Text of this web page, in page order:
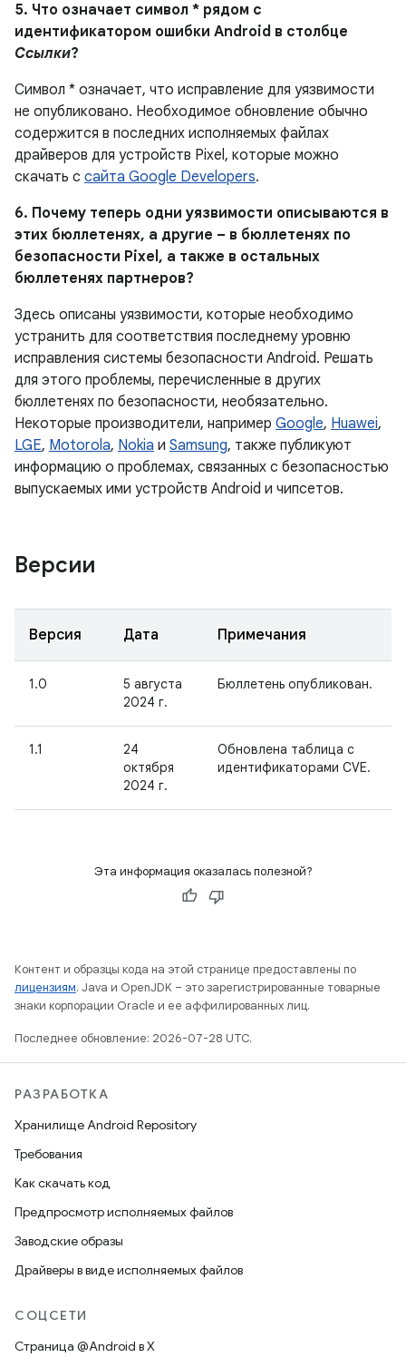
5. Что означает символ * рядом с
идентификатором ошибки Android в столбце
Ссылки?
Символ * означает, что исправление для уязвимости
не опубликовано. Необходимое обновление обычно
содержится в последних исполняемых файлах
драйверов для устройств Pixel, которые можно
скачать с сайта Google Developers.
6. Почему теперь одни уязвимости описываются в
этих бюллетенях, а другие – в бюллетенях по
безопасности Pixel, а также в остальных
бюллетенях партнеров?
Здесь описаны уязвимости, которые необходимо
устранить для соответствия последнему уровню
исправления системы безопасности Android. Решать
для этого проблемы, перечисленные в других
бюллетенях по безопасности, необязательно.
Некоторые производители, например Google, Huawei,
LGE, Motorola, Nokia и Samsung, также публикуют
информацию о проблемах, связанных с безопасностью
выпускаемых ими устройств Android и чипсетов.
Версии
Версия Дата Примечания
1.0
5 августа
2024 г.
Бюллетень опубликован.
1.1
24
октября
2024 г.
Обновлена таблица с
идентификаторами CVE.
Эта информация оказалась полезной?
Контент и образцы кода на этой странице предоставлены по
лицензиям. Java и OpenJDK – это зарегистрированные товарные
знаки корпорации Oracle и ее аффилированных лиц.
Последнее обновление: 2026-07-28 UTC.
РАЗРАБОТКА
Хранилище Android Repository
Требования
Как скачать код
Предпросмотр исполняемых файлов
Заводские образы
Драйверы в виде исполняемых файлов
СОЦСЕТИ
Страница @Android в X